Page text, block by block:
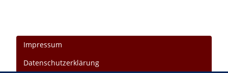
Impressum
Datenschutzerklärung